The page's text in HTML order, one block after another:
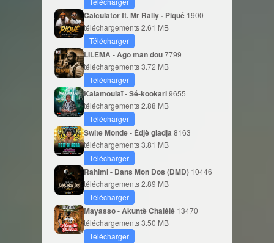
Calculator ft. Mr Rally - Piqué 1900
téléchargements2.61 MB
Télécharger
LILEMA - Ago man dou7799
téléchargements3.72 MB
Télécharger
Kalamoulaï - Sé-kookari9655
téléchargements2.88 MB
Télécharger
Swite Monde - Édjè gladja 8163
téléchargements3.81 MB
Télécharger
Rahimi - Dans Mon Dos (DMD) 10446
téléchargements2.89 MB
Télécharger
Mayasso - Akuntè Chalélé 13470
téléchargements3.50 MB
Télécharger